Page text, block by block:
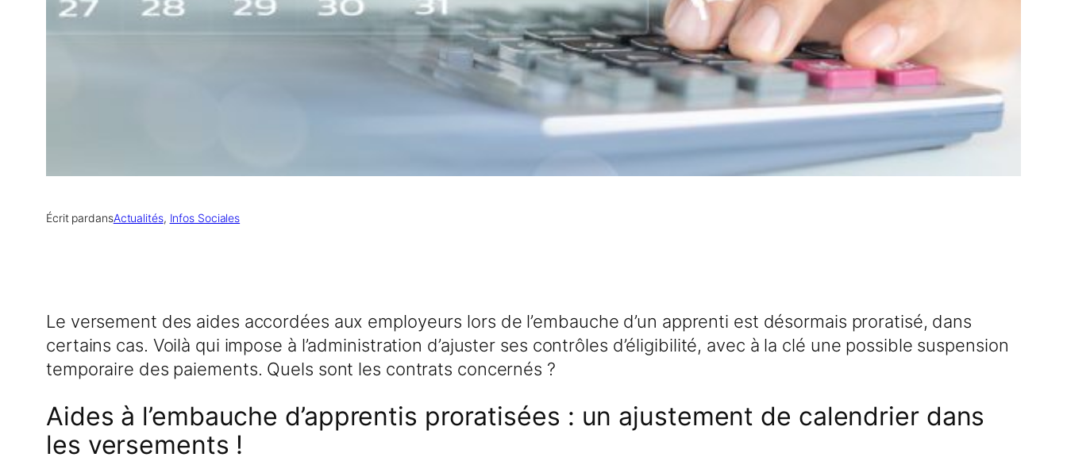
Écrit pardansActualités, Infos Sociales
Le versement des aides accordées aux employeurs lors de l’embauche d’un apprenti est désormais proratisé, dans
certains cas. Voilà qui impose à l’administration d’ajuster ses contrôles d’éligibilité, avec à la clé une possible suspension
temporaire des paiements. Quels sont les contrats concernés ?
Aides à l’embauche d’apprentis proratisées : un ajustement de calendrier dans
les versements !